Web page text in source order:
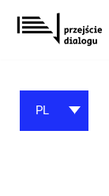
Przejdź
do
PL